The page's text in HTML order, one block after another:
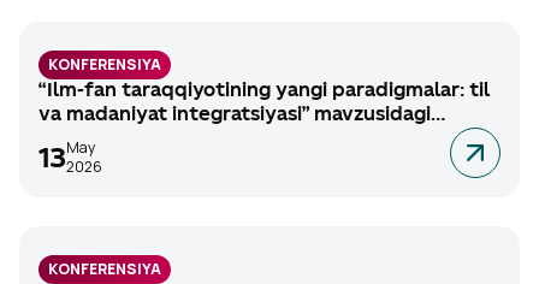
KONFERENSIYA
“Ilm-fan taraqqiyotining yangi paradigmalar: til
va madaniyat integratsiyasi” mavzusidagi
xalqaro ilmiy-amaliy anjuman, 2026-yil 22-may.
13May
2026
KONFERENSIYA